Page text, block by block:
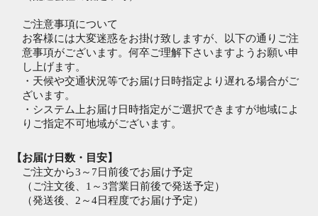
ご注意事項について
お客様には大変迷惑をお掛け致しますが、以下の通りご注
意事項がございます。何卒ご理解下さいますようお願い申
し上げます。
・天候や交通状況等でお届け日時指定より遅れる場合がご
ざいます。
・システム上お届け日時指定がご選択できますが地域によ
りご指定不可地域がございます。
【お届け日数・目安】
ご注文から3～7日前後でお届け予定
（ご注文後、1～3営業日前後で発送予定）
（発送後、2～4日程度でお届け予定）